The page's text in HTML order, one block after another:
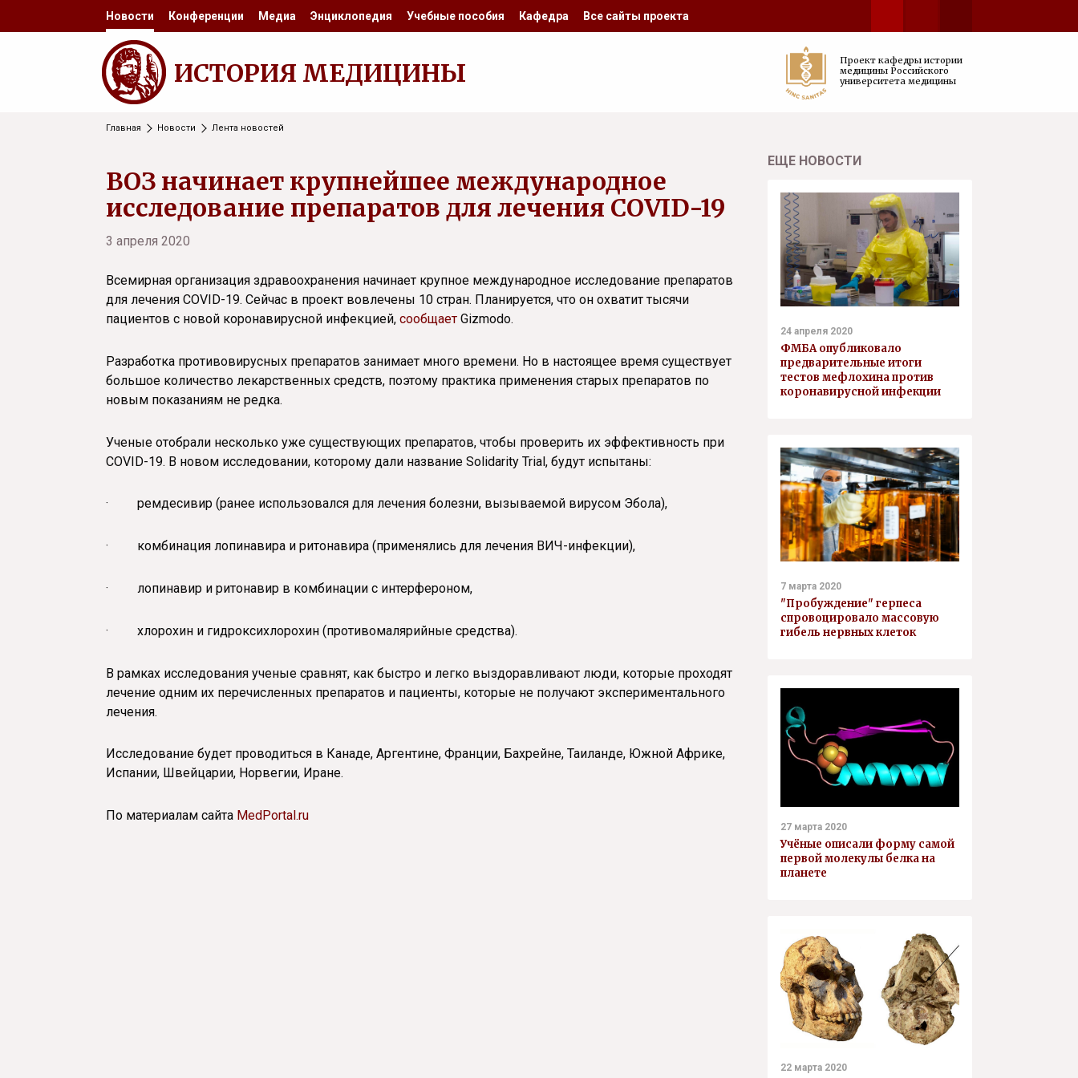
Новости Конференции Медиа Энциклопедия Учебные пособия Кафедра Все сайты проекта
ИСТОРИЯ МЕДИЦИНЫ
Проект кафедры истории
медицины Российского
университета медицины
Главная Новости Лента новостей
ВОЗ начинает крупнейшее международное
исследование препаратов для лечения COVID-19
3 апреля 2020
Всемирная организация здравоохранения начинает крупное международное исследование препаратов
для лечения COVID-19. Сейчас в проект вовлечены 10 стран. Планируется, что он охватит тысячи
пациентов с новой коронавирусной инфекцией, сообщает Gizmodo.
Разработка противовирусных препаратов занимает много времени. Но в настоящее время существует
большое количество лекарственных средств, поэтому практика применения старых препаратов по
новым показаниям не редка.
Ученые отобрали несколько уже существующих препаратов, чтобы проверить их эффективность при
COVID-19. В новом исследовании, которому дали название Solidarity Trial, будут испытаны:
· ремдесивир (ранее использовался для лечения болезни, вызываемой вирусом Эбола),
· комбинация лопинавира и ритонавира (применялись для лечения ВИЧ-инфекции),
· лопинавир и ритонавир в комбинации с интерфероном,
· хлорохин и гидроксихлорохин (противомалярийные средства).
В рамках исследования ученые сравнят, как быстро и легко выздоравливают люди, которые проходят
лечение одним их перечисленных препаратов и пациенты, которые не получают экспериментального
лечения.
Исследование будет проводиться в Канаде, Аргентине, Франции, Бахрейне, Таиланде, Южной Африке,
Испании, Швейцарии, Норвегии, Иране.
По материалам сайта MedPortal.ru
ЕЩЕ НОВОСТИ
24 апреля 2020
ФМБА опубликовало
предварительные итоги
тестов мефлохина против
коронавирусной инфекции
7 марта 2020
"Пробуждение" герпеса
спровоцировало массовую
гибель нервных клеток
27 марта 2020
Учёные описали форму самой
первой молекулы белка на
планете
22 марта 2020